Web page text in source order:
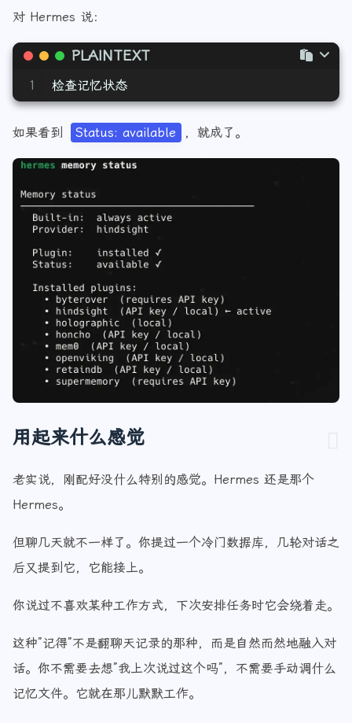
对 Hermes 说：
PLAINTEXT
1 检查记忆状态
如果看到 Status: available ，就成了。
用起来什么感觉
老实说，刚配好没什么特别的感觉。Hermes 还是那个
Hermes。
但聊几天就不一样了。你提过一个冷门数据库，几轮对话之
后又提到它，它能接上。
你说过不喜欢某种工作方式，下次安排任务时它会绕着走。
这种”记得”不是翻聊天记录的那种，而是自然而然地融入对
话。你不需要去想”我上次说过这个吗”，不需要手动调什么
记忆文件。它就在那儿默默工作。